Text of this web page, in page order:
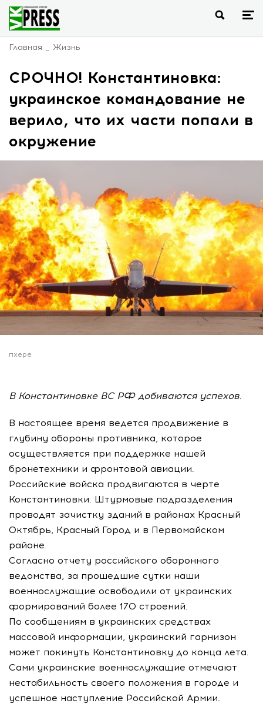
Главная Жизнь
СРОЧНО! Константиновка:
украинское командование не
верило, что их части попали в
окружение
пхере
В Константиновке ВС РФ добиваются успехов.
В настоящее время ведется продвижение в
глубину обороны противника, которое
осуществляется при поддержке нашей
бронетехники и фронтовой авиации.
Российские войска продвигаются в черте
Константиновки. Штурмовые подразделения
проводят зачистку зданий в районах Красный
Октябрь, Красный Город и в Первомайском
районе.
Согласно отчету российского оборонного
ведомства, за прошедшие сутки наши
военнослужащие освободили от украинских
формирований более 170 строений.
По сообщениям в украинских средствах
массовой информации, украинский гарнизон
может покинуть Константиновку до конца лета.
Сами украинские военнослужащие отмечают
нестабильность своего положения в городе и
успешное наступление Российской Армии.